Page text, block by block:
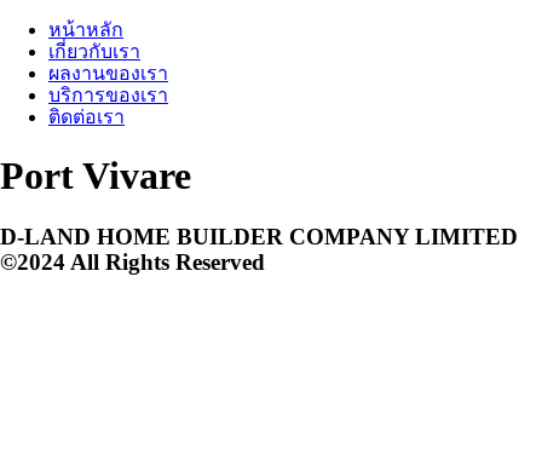
หน้าหลัก
เกี่ยวกับเรา
ผลงานของเรา
บริการของเรา
ติดต่อเรา
Port Vivare
D-LAND HOME BUILDER COMPANY LIMITED
©2024 All Rights Reserved